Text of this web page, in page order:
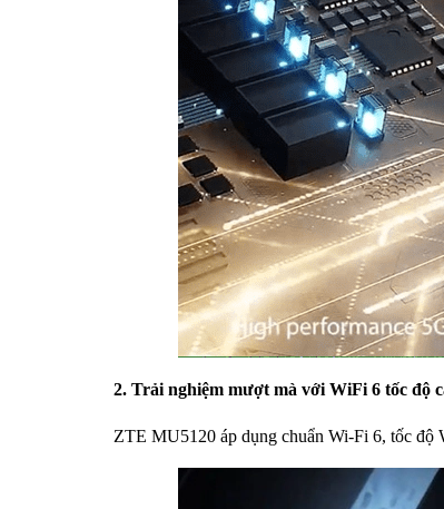
2. Trải nghiệm mượt mà với WiFi 6 tốc độ
ZTE MU5120 áp dụng chuẩn Wi-Fi 6, tốc độ